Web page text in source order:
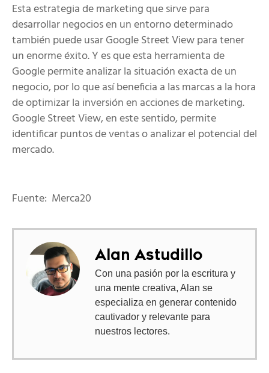
Esta estrategia de marketing que sirve para
desarrollar negocios en un entorno determinado
también puede usar Google Street View para tener
un enorme éxito. Y es que esta herramienta de
Google permite analizar la situación exacta de un
negocio, por lo que así beneficia a las marcas a la hora
de optimizar la inversión en acciones de marketing.
Google Street View, en este sentido, permite
identificar puntos de ventas o analizar el potencial del
mercado.
Fuente: Merca20
Alan Astudillo
Con una pasión por la escritura y
una mente creativa, Alan se
especializa en generar contenido
cautivador y relevante para
nuestros lectores.